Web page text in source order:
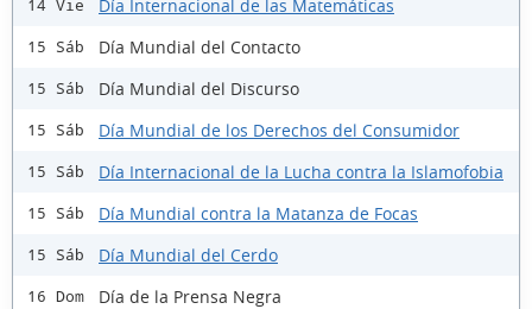
14 Vie Día Internacional de las Matemáticas
15 Sáb Día Mundial del Contacto
15 Sáb Día Mundial del Discurso
15 Sáb Día Mundial de los Derechos del Consumidor
15 Sáb Día Internacional de la Lucha contra la Islamofobia
15 Sáb Día Mundial contra la Matanza de Focas
15 Sáb Día Mundial del Cerdo
16 Dom Día de la Prensa Negra